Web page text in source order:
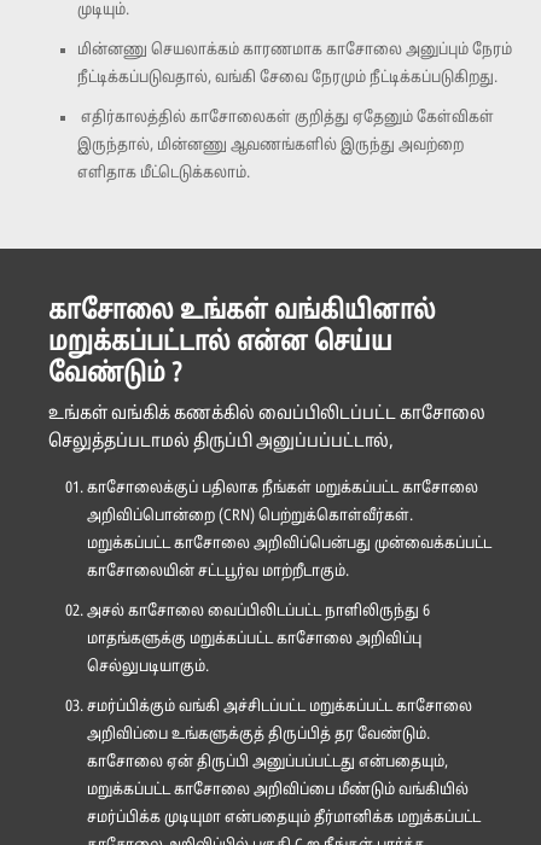
முடியும்.
மின்னணு செயலாக்கம் காரணமாக காசோலை அனுப்பும் நேரம்
நீட்டிக்கப்படுவதால், வங்கி சேவை நேரமும் நீட்டிக்கப்படுகிறது.
எதிர்காலத்தில் காசோலைகள் குறித்து ஏதேனும் கேள்விகள்
இருந்தால், மின்னணு ஆவணங்களில் இருந்து அவற்றை
எளிதாக மீட்டெடுக்கலாம்.
காசோலை உங்கள் வங்கியினால்
மறுக்கப்பட்டால் என்ன செய்ய
வேண்டும் ?
உங்கள் வங்கிக் கணக்கில் வைப்பிலிடப்பட்ட காசோலை
செலுத்தப்படாமல் திருப்பி அனுப்பப்பட்டால்,
காசோலைக்குப் பதிலாக நீங்கள் மறுக்கப்பட்ட காசோலை
அறிவிப்பொன்றை (CRN) பெற்றுக்கொள்வீர்கள்.
மறுக்கப்பட்ட காசோலை அறிவிப்பென்பது முன்வைக்கப்பட்ட
காசோலையின் சட்டபூர்வ மாற்றீடாகும்.
அசல் காசோலை வைப்பிலிடப்பட்ட நாளிலிருந்து 6
மாதங்களுக்கு மறுக்கப்பட்ட காசோலை அறிவிப்பு
செல்லுபடியாகும்.
சமர்ப்பிக்கும் வங்கி அச்சிடப்பட்ட மறுக்கப்பட்ட காசோலை
அறிவிப்பை உங்களுக்குத் திருப்பித் தர வேண்டும்.
காசோலை ஏன் திருப்பி அனுப்பப்பட்டது என்பதையும்,
மறுக்கப்பட்ட காசோலை அறிவிப்பை மீண்டும் வங்கியில்
சமர்ப்பிக்க முடியுமா என்பதையும் தீர்மானிக்க மறுக்கப்பட்ட